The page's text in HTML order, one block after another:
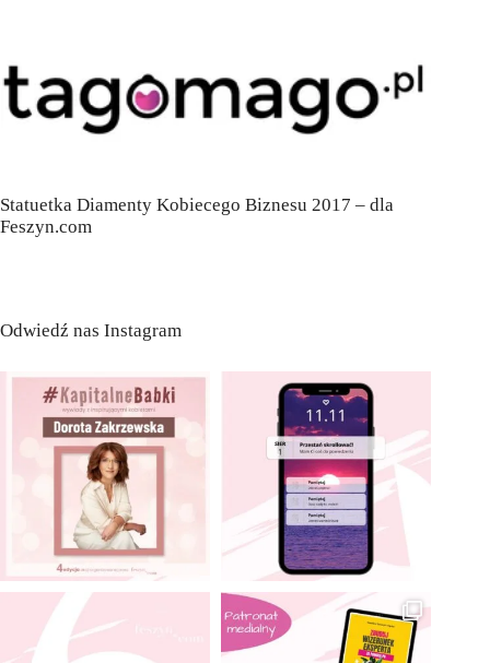
Statuetka Diamenty Kobiecego Biznesu 2017 – dla
Feszyn.com
Odwiedź nas Instagram